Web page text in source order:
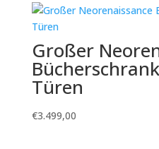
Großer
Türen
€3.499,00